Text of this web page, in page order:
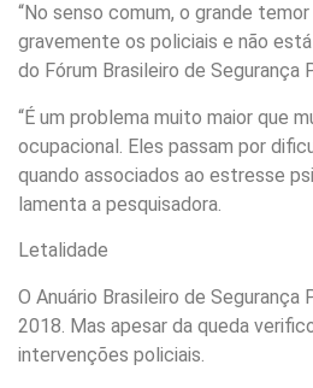
“No senso comum, o grande
gravemente os policiais e não
do Fórum Brasileiro de Segurança
“É um problema muito maior que
ocupacional. Eles passam por
quando associados ao estresse
lamenta a pesquisadora.
Letalidade
O Anuário Brasileiro de Segurança
2018. Mas apesar da queda
intervenções policiais.